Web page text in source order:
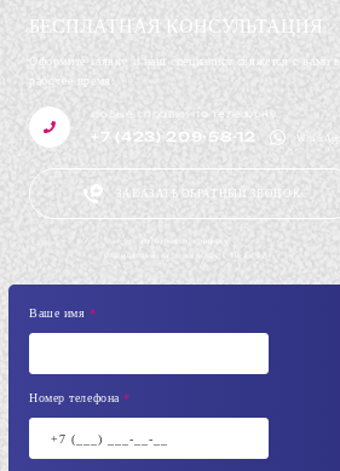
БЕСПЛАТНАЯ КОНСУЛЬТАЦИЯ
Оформите заявку и наш специалист свяжется с вами в
рабочее время.
любые справки по телефону
+7 (423) 209-58-12 WhatsApp
ЗАКАЗАТЬ ОБРАТНЫЙ ЗВОНОК
Работаем по графику:
с понедельника по пятницу с 10 до 18
Ваше имя *
Номер телефона*